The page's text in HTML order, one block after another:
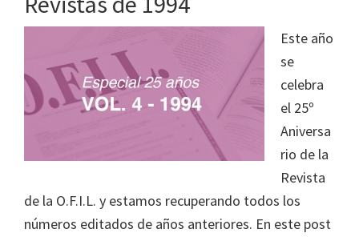
Este año
se
celebra
el 25º
Aniversa
rio de la
Revista
de la O.F.I.L. y estamos recuperando todos los
números editados de años anteriores. En este post